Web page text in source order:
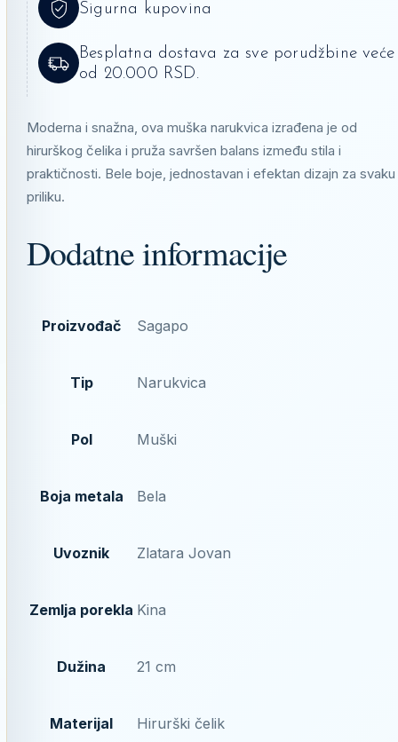
Sigurna kupovina
Besplatna dostava za sve porudžbine veće
od 20.000 RSD.
Moderna i snažna, ova muška narukvica izrađena je od
hirurškog čelika i pruža savršen balans između stila i
praktičnosti. Bele boje, jednostavan i efektan dizajn za svaku
priliku.
Dodatne informacije
Proizvođač Sagapo
Tip Narukvica
Pol Muški
Boja metala Bela
Uvoznik Zlatara Jovan
Zemlja porekla Kina
Dužina 21 cm
Materijal Hirurški čelik